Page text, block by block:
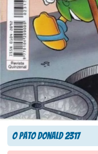
O Pato Donald 2317